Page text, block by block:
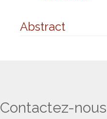
Abstract
Contactez-nous